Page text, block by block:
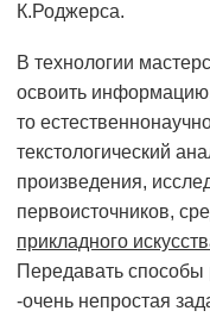
К.Роджерса.
В технологии
освоить
то
текстологический
произведения,
первоисточников,
прикладного
Передавать способы
-очень непростая